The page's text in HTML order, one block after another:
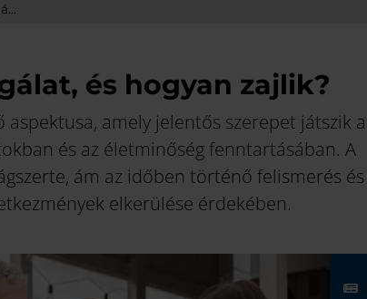
és hogyan zajlik?
amely jelentős szerepet játszik a
és az életminőség fenntartásában. A
ám az időben történő felismerés és
elkerülése érdekében.